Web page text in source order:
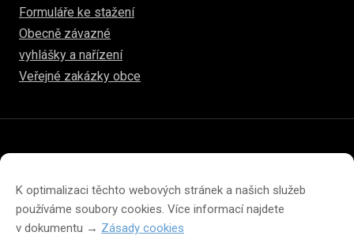
K optimalizaci těchto webových stránek a našich služeb
používáme soubory cookies. Více informací najdete
v dokumentu → Zásady cookies
Formuláře ke stažení
Obecně závazné
vyhlášky a nařízení
Veřejné zakázky obce
Prohlášení o přístupnosti
Prohlášení o ochraně soukromí
Zásady cookies (EU)